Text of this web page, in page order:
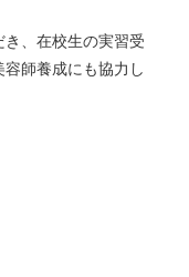
、在校生の実習受
師養成にも協力し